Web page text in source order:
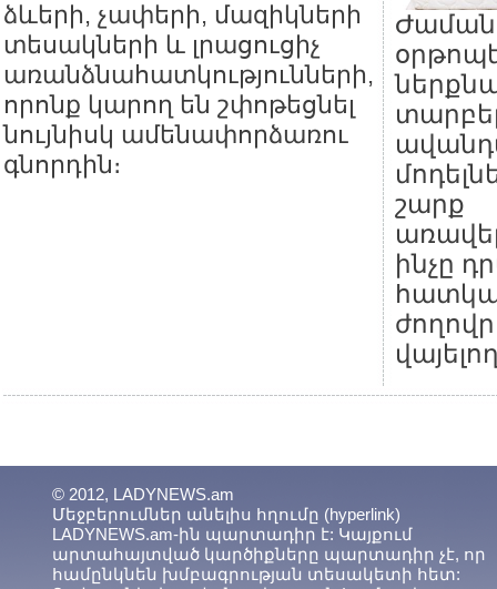
ձևերի, չափերի, մազիկների
տեսակների և լրացուցիչ
առանձնահատկությունների,
որոնք կարող են շփոթեցնել
նույնիսկ ամենափորձառու
գնորդին։
շարք
ինչը
© 2012, LADYNEWS.am
Մեջբերումներ անելիս հղումը (hyperlink)
LADYNEWS.am-ին պարտադիր է: Կայքում
արտահայտված կարծիքները պարտադիր չէ, որ
համընկնեն խմբագրության տեսակետի հետ: